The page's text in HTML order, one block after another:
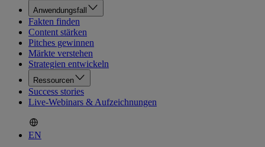
Anwendungsfall
Fakten finden
Content stärken
Pitches gewinnen
Märkte verstehen
Strategien entwickeln
Ressourcen
Success stories
Live-Webinars & Aufzeichnungen
EN